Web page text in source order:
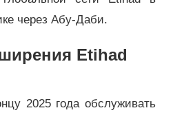
через Абу-Даби.
Etihad
2025 года обслуживать